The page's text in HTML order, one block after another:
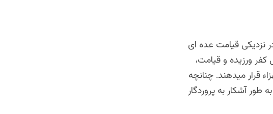
نزدیکی قیامت عده ای
کفر ورزیده و قیامت،
قرار میدهند. چنانچه
آشکار به پروردگار